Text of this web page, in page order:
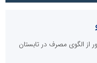
از الگوی مصرف در تابستان